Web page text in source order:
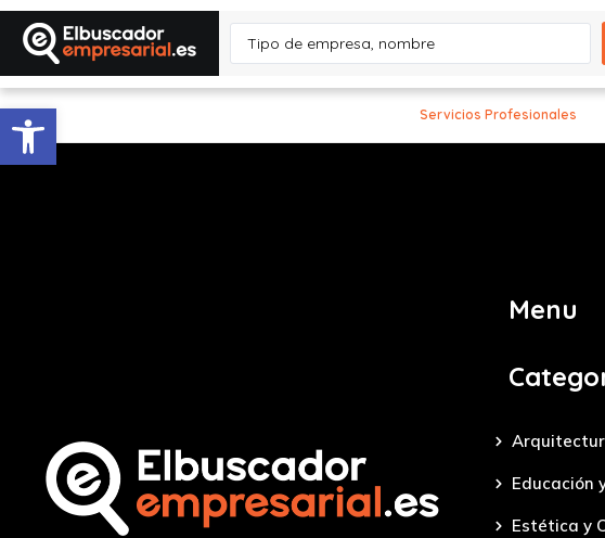
Abrir barra de herramientas Servicios Profesionales
Menu
Educación
Estética y